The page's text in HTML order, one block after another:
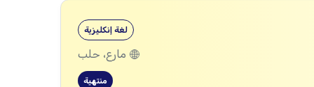
لغة إنكليزية
مارع، حلب
منتهية